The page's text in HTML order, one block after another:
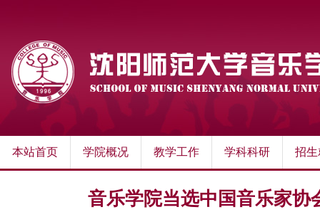
本站首页 学院概况 教学工作 学科科研 招
音乐学院当选中国音乐家协